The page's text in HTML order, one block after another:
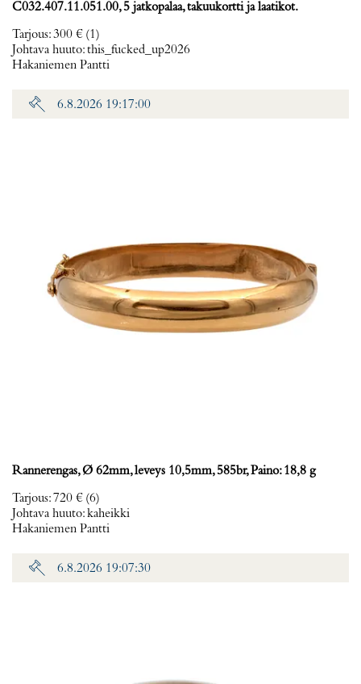
C032.407.11.051.00, 5 jatkopalaa, takuukortti ja laatikot.
Tarjous:300 € (1)
Johtava huuto:this_fucked_up2026
Hakaniemen Pantti
6.8.2026 19:17:00
Rannerengas, Ø 62mm, leveys 10,5mm, 585br, Paino: 18,8 g
Tarjous:720 € (6)
Johtava huuto:kaheikki
Hakaniemen Pantti
6.8.2026 19:07:30